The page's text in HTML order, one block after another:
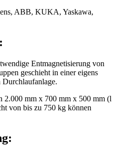
ABB, KUKA, Yaskawa,
Entmagnetisierung von
geschieht in einer eigens
Durchlaufanlage.
2.000 mm x 700 mm x 500 mm (l
von bis zu 750 kg können